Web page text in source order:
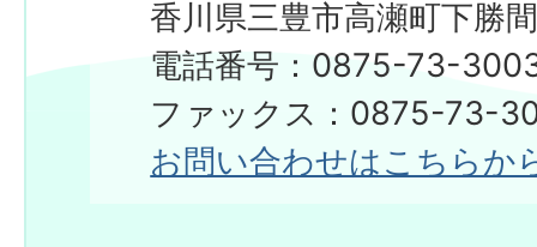
香川県三豊市高瀬町下勝
電話番号：0875-73-
ファックス：0875-73-
お問い合わせはこちらか